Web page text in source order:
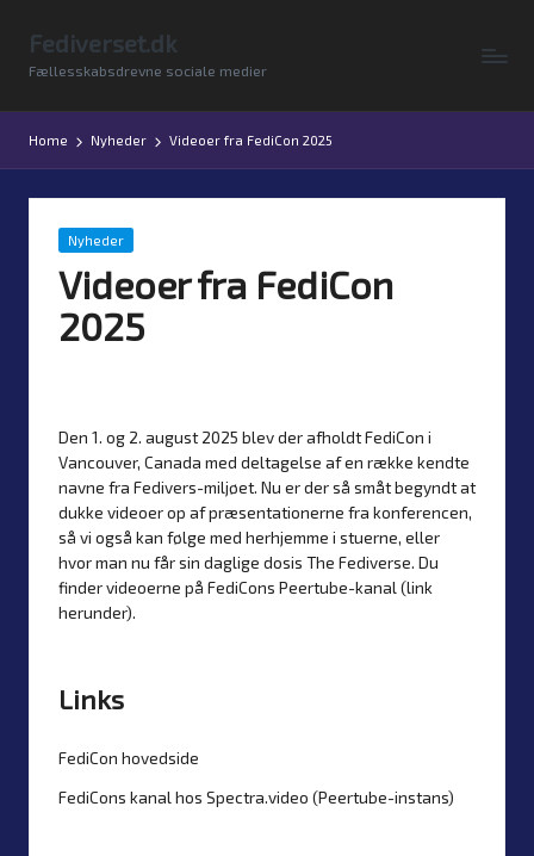
Fediverset.dk
Fællesskabsdrevne sociale medier
Home Nyheder Videoer fra FediCon 2025
Posted
in
Nyheder
Videoer fra FediCon
2025
Den 1. og 2. august 2025 blev der afholdt FediCon i
Vancouver, Canada med deltagelse af en række kendte
navne fra Fedivers-miljøet. Nu er der så småt begyndt at
dukke videoer op af præsentationerne fra konferencen,
så vi også kan følge med herhjemme i stuerne, eller
hvor man nu får sin daglige dosis The Fediverse. Du
finder videoerne på FediCons Peertube-kanal (link
herunder).
Links
FediCon hovedside
FediCons kanal hos Spectra.video (Peertube-instans)